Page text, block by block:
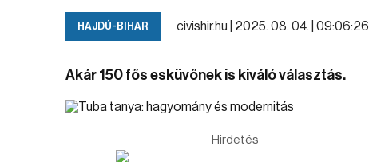
HAJDÚ-BIHAR civishir.hu | 2025. 08. 04. | 09:06:26
Akár 150 fős esküvőnek is kiváló választás.
Hirdetés